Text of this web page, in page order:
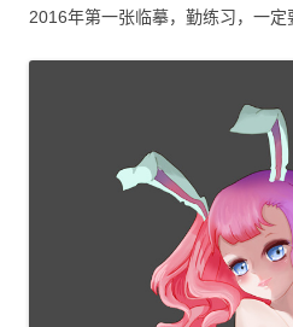
2016年第一张临摹，勤练习，一定